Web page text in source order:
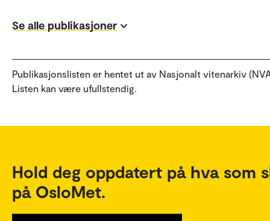
Se alle publikasjoner
Publikasjonslisten er hentet ut av Nasjonalt vitenarkiv
Listen kan være ufullstendig.
Hold deg oppdatert på hva som
på OsloMet.